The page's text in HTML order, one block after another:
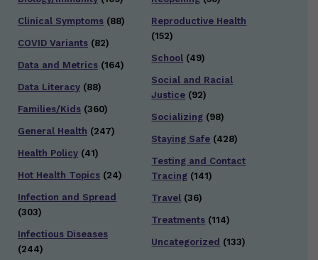
Clinical Symptoms (88)
COVID Variants (82)
Data and Metrics (164)
Data Literacy (88)
Families/Kids (360)
General Health (247)
Health Policy (41)
Hot Health Topics (24)
Infection and Spread
(303)
Infectious Diseases
(244)
Reproductive Health
(152)
School (49)
Social and Racial
Justice (92)
Socializing (98)
Staying Safe (428)
Testing and Contact
Tracing (141)
Travel (36)
Treatments (114)
Uncategorized (133)